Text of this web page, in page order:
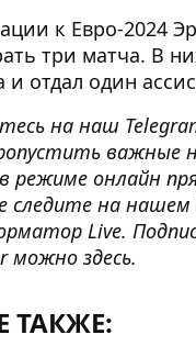
к Евро-2024
три матча. В
и отдал один
на наш
важные
режиме онлайн
следите на нашем
Live.
можно здесь.
ТАКЖЕ: